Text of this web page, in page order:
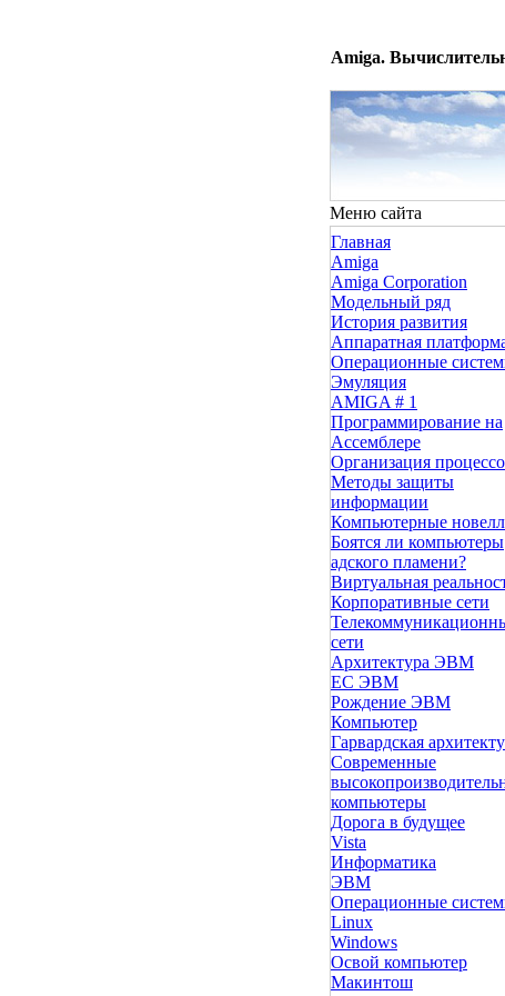
Amiga.
Меню сайта
Главная
Amiga
Amiga Corporation
Модельный ряд
История развития
Аппаратная
Операционные
Эмуляция
AMIGA # 1
Программирование на
Ассемблере
Организация
Методы защиты
информации
Компьютерные
Боятся ли компьютеры
адского пламени?
Виртуальная
Корпоративные сети
сети
Архитектура ЭВМ
ЕС ЭВМ
Рождение ЭВМ
Компьютер
Гарвардская
Современные
компьютеры
Дорога в будущее
Vista
Инфоpматика
ЭВМ
Операционные
Linux
Windows
Освой компьютер
Макинтош